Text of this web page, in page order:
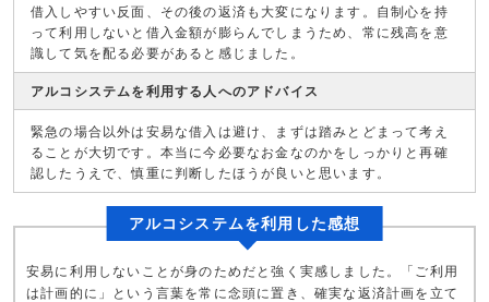
借入しやすい反面、その後の返済も大変になります。自制心を持
って利用しないと借入金額が膨らんでしまうため、常に残高を意
識して気を配る必要があると感じました。
アルコシステムを利用する人へのアドバイス
緊急の場合以外は安易な借入は避け、まずは踏みとどまって考え
ることが大切です。本当に今必要なお金なのかをしっかりと再確
認したうえで、慎重に判断したほうが良いと思います。
アルコシステムを利用した感想
安易に利用しないことが身のためだと強く実感しました。「ご利用
は計画的に」という言葉を常に念頭に置き、確実な返済計画を立て